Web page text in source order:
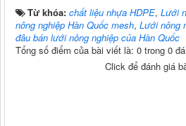
Từ khóa: chất liệu nhựa HDPE, Lưới
nông nghiệp Hàn Quốc mesh, Lưới nông
đâu bán lưới nông nghiệp của Hàn Quốc
Tổng số điểm của bài viết là: 0 trong 0
Click để đánh giá